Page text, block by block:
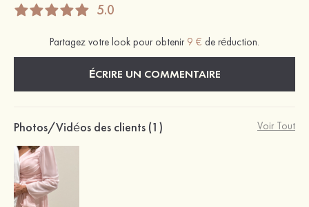
5.0
Partagez votre look pour obtenir 9 € de réduction.
ÉCRIRE UN COMMENTAIRE
Photos/Vidéos des clients (1) Voir Tout